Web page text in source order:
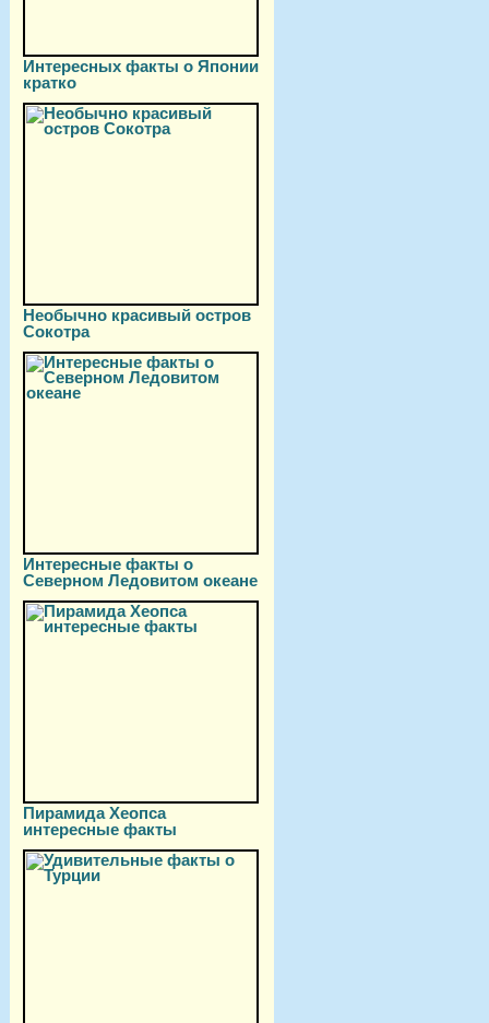
Интересных факты о Японии
кратко
Необычно красивый остров
Сокотра
Интересные факты о
Северном Ледовитом океане
Пирамида Хеопса
интересные факты